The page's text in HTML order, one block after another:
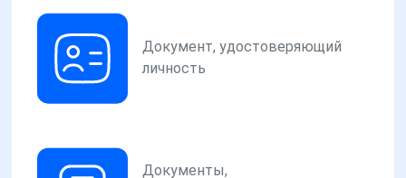
Документ, удостоверяющий
личность
Документы,